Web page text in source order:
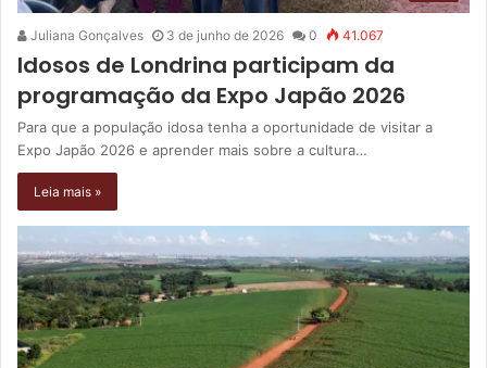
Juliana Gonçalves 3 de junho de 2026 0 41.067
Idosos de Londrina participam da
programação da Expo Japão 2026
Para que a população idosa tenha a oportunidade de visitar a
Expo Japão 2026 e aprender mais sobre a cultura…
Leia mais »